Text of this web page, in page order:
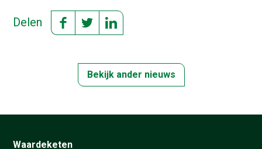
Delen
Bekijk ander nieuws
Waardeketen